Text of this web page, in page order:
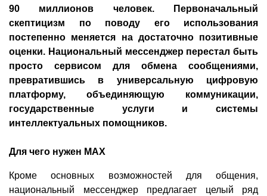
90 миллионов человек. Первоначальный
скептицизм по поводу его использования
постепенно меняется на достаточно позитивные
оценки. Национальный мессенджер перестал быть
просто сервисом для обмена сообщениями,
превратившись в универсальную цифровую
платформу, объединяющую коммуникации,
государственные услуги и системы
интеллектуальных помощников.
Для чего нужен MAX
Кроме основных возможностей для общения,
национальный мессенджер предлагает целый ряд